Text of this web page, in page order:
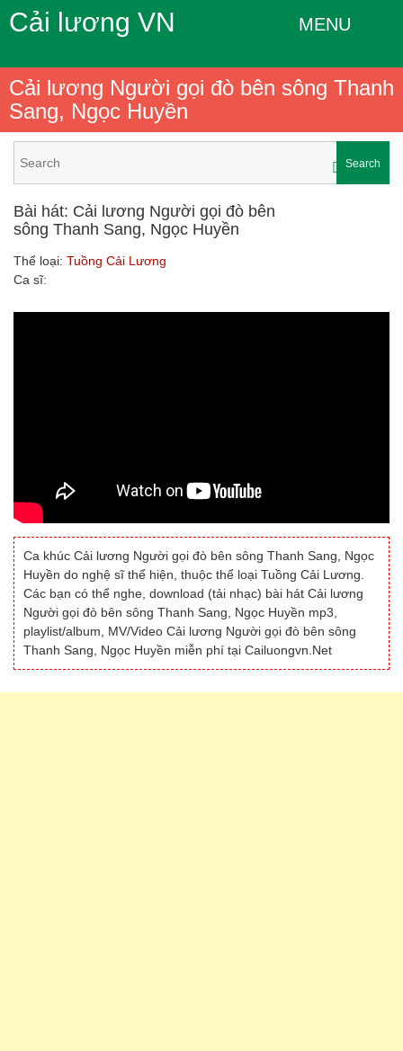
Cải lương VN MENU
Cải lương Người gọi đò bên sông Thanh
Sang, Ngọc Huyền
Search
Bài hát: Cải lương Người gọi đò bên
sông Thanh Sang, Ngọc Huyền
Thể loại: Tuồng Cải Lương
Ca sĩ:
Ca khúc Cải lương Người gọi đò bên sông Thanh Sang, Ngọc
Huyền do nghệ sĩ thể hiện, thuộc thể loại Tuồng Cải Lương.
Các bạn có thể nghe, download (tải nhạc) bài hát Cải lương
Người gọi đò bên sông Thanh Sang, Ngọc Huyền mp3,
playlist/album, MV/Video Cải lương Người gọi đò bên sông
Thanh Sang, Ngọc Huyền miễn phí tại Cailuongvn.Net